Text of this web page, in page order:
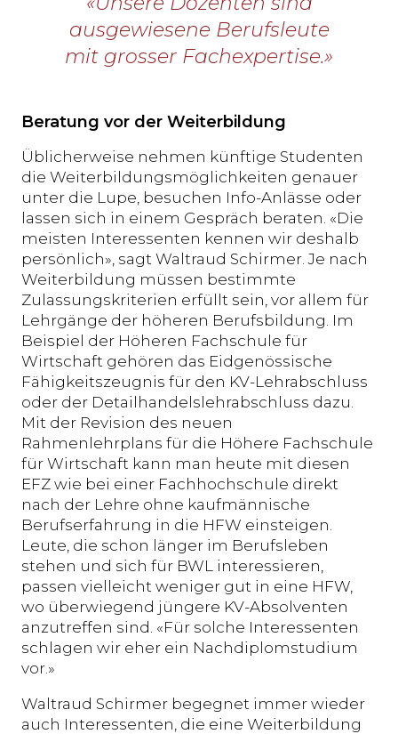
ausgewiesene Berufsleute
mit grosser Fachexpertise.»
Beratung vor der Weiterbildung
Üblicherweise nehmen künftige Studenten
die Weiterbildungsmöglichkeiten genauer
unter die Lupe, besuchen Info-Anlässe oder
lassen sich in einem Gespräch beraten. «Die
meisten Interessenten kennen wir deshalb
persönlich», sagt Waltraud Schirmer. Je nach
Weiterbildung müssen bestimmte
Zulassungskriterien erfüllt sein, vor allem für
Lehrgänge der höheren Berufsbildung. Im
Beispiel der Höheren Fachschule für
Wirtschaft gehören das Eidgenössische
Fähigkeitszeugnis für den KV-Lehrabschluss
oder der Detailhandelslehrabschluss dazu.
Mit der Revision des neuen
Rahmenlehrplans für die Höhere Fachschule
für Wirtschaft kann man heute mit diesen
EFZ wie bei einer Fachhochschule direkt
nach der Lehre ohne kaufmännische
Berufserfahrung in die HFW einsteigen.
Leute, die schon länger im Berufsleben
stehen und sich für BWL interessieren,
passen vielleicht weniger gut in eine HFW,
wo überwiegend jüngere KV-Absolventen
anzutreffen sind. «Für solche Interessenten
schlagen wir eher ein Nachdiplomstudium
vor.»
Waltraud Schirmer begegnet immer wieder
auch Interessenten, die eine Weiterbildung